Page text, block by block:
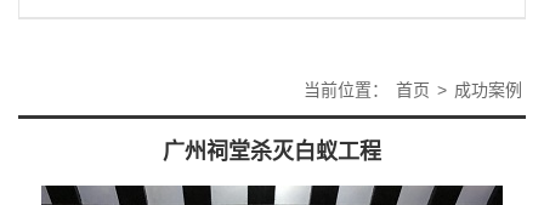
当前位置： 首页 > 成功案例
广州祠堂杀灭白蚁工程